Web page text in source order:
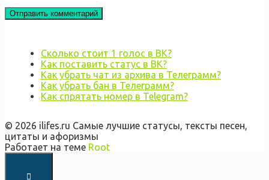
Сколько стоит 1 голос в ВК?
Как поставить статус в ВК?
Как убрать чат из архива в Телеграмм?
Как убрать бан в Телеграмм?
Как спрятать номер в Telegram?
© 2026 ilifes.ru Самые лучшие статусы, тексты песен,
цитаты и афоризмы
Работает на теме Root